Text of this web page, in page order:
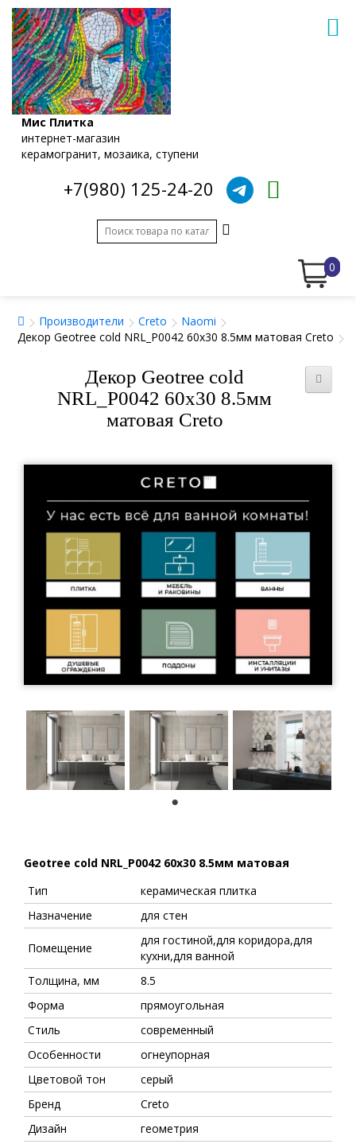
Мис Плитка
интернет-магазин
керамогранит, мозаика, ступени
+7(980) 125-24-20
0
Производители Creto
Naomi
Декор Geotree cold NRL_P0042 60x30 8.5мм матовая Creto
Декор Geotree cold
NRL_P0042 60x30 8.5мм
матовая Creto
Geotree cold NRL_P0042 60x30 8.5мм матовая
Тип
керамическая плитка
Назначение
для стен
Помещение
для гостиной,для коридора,для
кухни,для ванной
Толщина, мм
8.5
Форма
прямоугольная
Стиль
современный
Особенности
огнеупорная
Цветовой тон
серый
Бренд
Creto
Дизайн
геометрия